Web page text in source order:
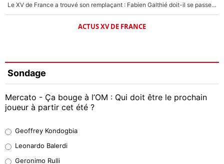
Le XV de France a trouvé son remplaçant : Fabien Galthié doit-il se passer d'Antoine Dupont ?
ACTUS XV DE FRANCE
Sondage
Mercato - Ça bouge à l’OM : Qui doit être le prochain
joueur à partir cet été ?
38%
Geoffrey Kondogbia
Leonardo Balerdi
Geronimo Rulli